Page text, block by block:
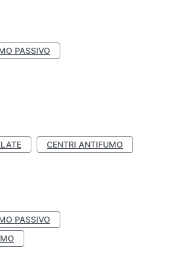
PASSIVO
CENTRI ANTIFUMO
PASSIVO